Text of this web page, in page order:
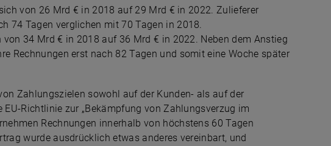
von 26 Mrd € in 2018 auf 29 Mrd € in 2022. Zulieferer
74 Tagen verglichen mit 70 Tagen in 2018.
34 Mrd € in 2018 auf 36 Mrd € in 2022. Neben dem Anstieg
Rechnungen erst nach 82 Tagen und somit eine Woche später
Zahlungszielen sowohl auf der Kunden- als auf der
EU-Richtlinie zur „Bekämpfung von Zahlungsverzug im
Rechnungen innerhalb von höchstens 60 Tagen
wurde ausdrücklich etwas anderes vereinbart, und